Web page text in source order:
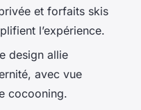
et forfaits skis
l’expérience.
design allie
avec vue
cocooning.